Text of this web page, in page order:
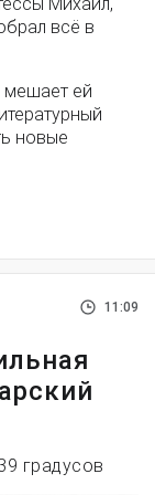
всё в
мешает ей
новые
11:09
градусов